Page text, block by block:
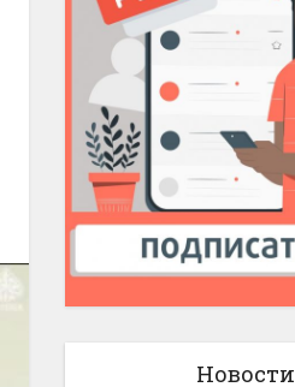
Новости